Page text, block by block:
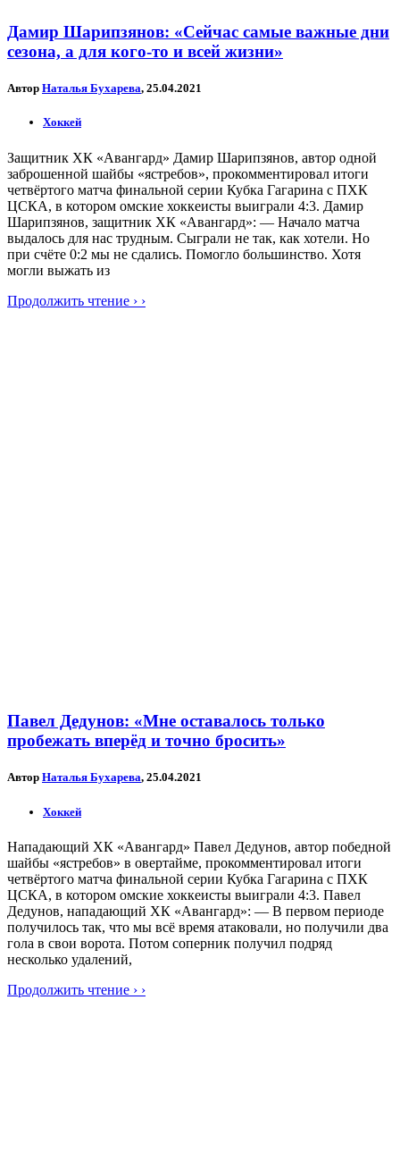
Дамир Шарипзянов: «Сейчас самые важные дни
сезона, а для кого-то и всей жизни»
Автор Наталья Бухарева, 25.04.2021
Хоккей
Защитник ХК «Авангард» Дамир Шарипзянов, автор одной
заброшенной шайбы «ястребов», прокомментировал итоги
четвёртого матча финальной серии Кубка Гагарина с ПХК
ЦСКА, в котором омские хоккеисты выиграли 4:3. Дамир
Шарипзянов, защитник ХК «Авангард»: — Начало матча
выдалось для нас трудным. Сыграли не так, как хотели. Но
при счёте 0:2 мы не сдались. Помогло большинство. Хотя
могли выжать из
Продолжить чтение › ›
Павел Дедунов: «Мне оставалось только
пробежать вперёд и точно бросить»
Автор Наталья Бухарева, 25.04.2021
Хоккей
Нападающий ХК «Авангард» Павел Дедунов, автор победной
шайбы «ястребов» в овертайме, прокомментировал итоги
четвёртого матча финальной серии Кубка Гагарина с ПХК
ЦСКА, в котором омские хоккеисты выиграли 4:3. Павел
Дедунов, нападающий ХК «Авангард»: — В первом периоде
получилось так, что мы всё время атаковали, но получили два
гола в свои ворота. Потом соперник получил подряд
несколько удалений,
Продолжить чтение › ›